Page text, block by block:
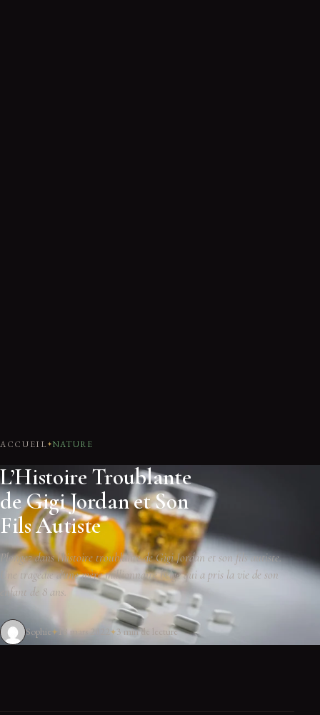
ACCUEIL NATURE
L’Histoire Troublante
de Gigi Jordan et Son
Fils Autiste
Plongez dans l'histoire troublante de Gigi Jordan et son fils autiste.
Une tragédie d'une mère millionnaire belge qui a pris la vie de son
enfant de 8 ans.
Sophie 18 mars 2022 3 min de lecture